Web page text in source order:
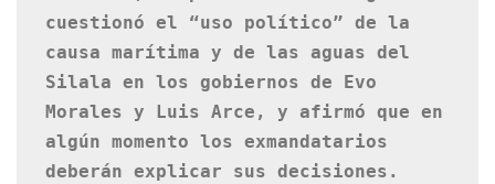
cuestionó el “uso político” de la
causa marítima y de las aguas del
Silala en los gobiernos de Evo
Morales y Luis Arce, y afirmó que en
algún momento los exmandatarios
deberán explicar sus decisiones.